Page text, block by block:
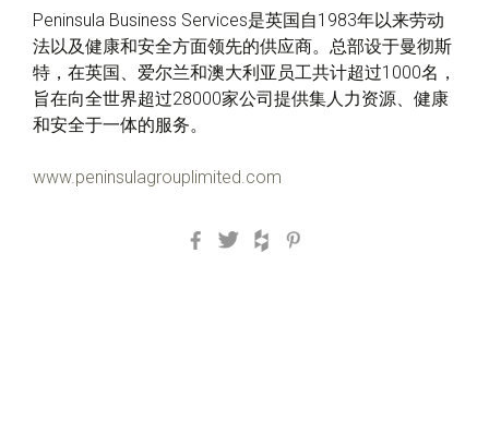
Peninsula Business Services是英国自1983年以来劳动
法以及健康和安全方面领先的供应商。总部设于曼彻斯
特，在英国、爱尔兰和澳大利亚员工共计超过1000名，
旨在向全世界超过28000家公司提供集人力资源、健康
和安全于一体的服务。
www.peninsulagrouplimited.com
Facebook
TwitterHouzz